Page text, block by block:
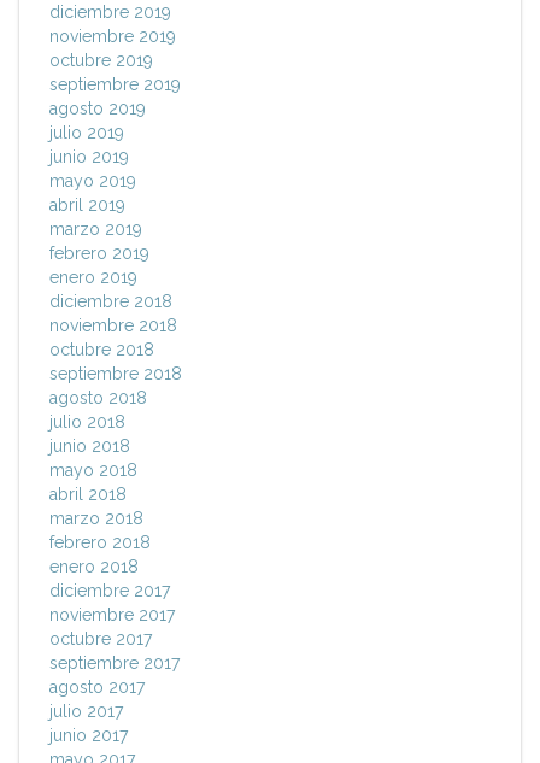
diciembre 2019
noviembre 2019
octubre 2019
septiembre 2019
agosto 2019
julio 2019
junio 2019
mayo 2019
abril 2019
marzo 2019
febrero 2019
enero 2019
diciembre 2018
noviembre 2018
octubre 2018
septiembre 2018
agosto 2018
julio 2018
junio 2018
mayo 2018
abril 2018
marzo 2018
febrero 2018
enero 2018
diciembre 2017
noviembre 2017
octubre 2017
septiembre 2017
agosto 2017
julio 2017
junio 2017